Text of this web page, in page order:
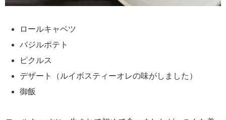
ロールキャベツ
バジルポテト
ピクルス
デザート（ルイボスティーオレの味がしました）
御飯